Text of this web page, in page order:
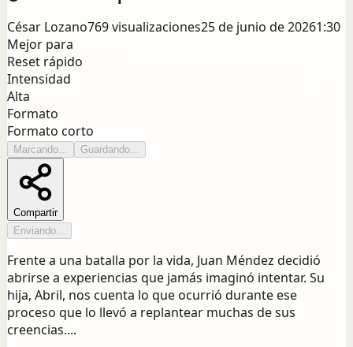
César Lozano769visualizaciones25 de junio de 20261:30
Mejor para
Reset rápido
Intensidad
Alta
Formato
Formato corto
Marcando... Guardando...
Compartir
Enviando...
Frente a una batalla por la vida, Juan Méndez decidió
abrirse a experiencias que jamás imaginó intentar. Su
hija, Abril, nos cuenta lo que ocurrió durante ese
proceso que lo llevó a replantear muchas de sus
creencias....